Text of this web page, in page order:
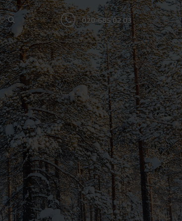
020-685 02 03